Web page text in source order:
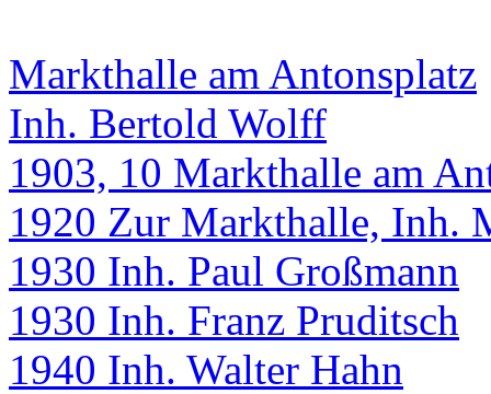
Markthalle am Antonsplatz
Inh. Bertold Wolff
1903, 10 Markthalle am
1920 Zur Markthalle, Inh.
1930 Inh. Paul Großmann
1930 Inh. Franz Pruditsch
1940 Inh. Walter Hahn